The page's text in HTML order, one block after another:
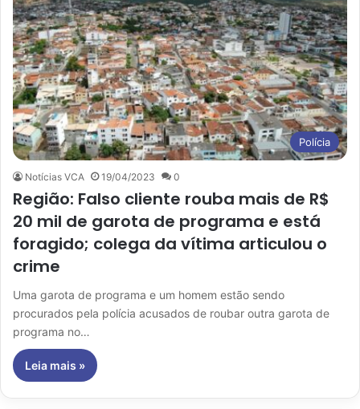
Polícia
Notícias VCA 19/04/2023 0
Região: Falso cliente rouba mais de R$
20 mil de garota de programa e está
foragido; colega da vítima articulou o
crime
Uma garota de programa e um homem estão sendo
procurados pela polícia acusados de roubar outra garota de
programa no…
Leia mais »